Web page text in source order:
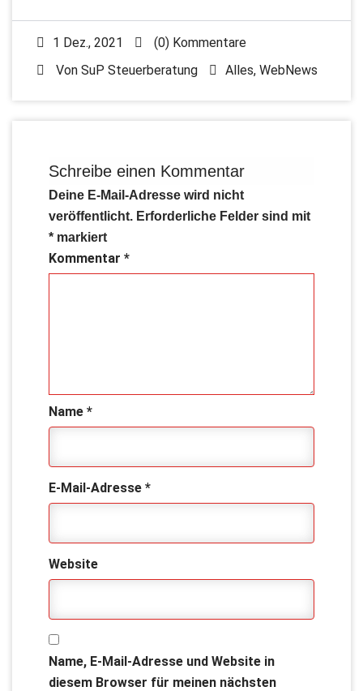
1 Dez., 2021
(0) Kommentare
Von SuP Steuerberatung Alles, WebNews
Schreibe einen Kommentar
Deine E-Mail-Adresse wird nicht
veröffentlicht. Erforderliche Felder sind mit
* markiert
Kommentar *
Name *
E-Mail-Adresse *
Website
Name, E-Mail-Adresse und Website in
diesem Browser für meinen nächsten